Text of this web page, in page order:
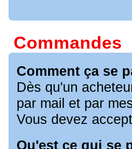
Commandes
Comment ça se
Dès qu'un
par mail et par
Vous devez
Qu'est ce qui se